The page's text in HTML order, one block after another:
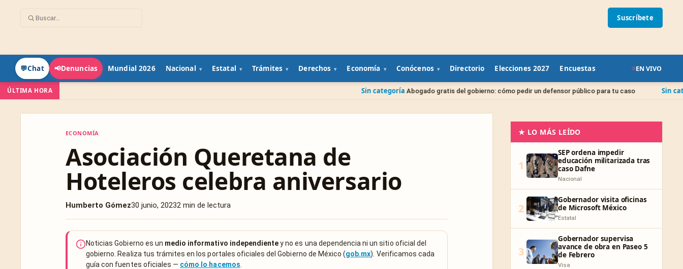
Suscríbete
💬Chat 📢Denuncias Mundial 2026 Nacional Estatal Trámites Derechos Economía Conócenos Directorio Elecciones 2027 Encuestas EN VIVO
ÚLTIMA HORA Abogado gratis del gobierno: cómo pedir un defensor público para tu caso Sin categoría Juicio de
ECONOMÍA
Asociación Queretana de
Hoteleros celebra aniversario
Humberto Gómez30 junio, 20232 min de lectura
Noticias Gobierno es un medio informativo independientey no es una dependencia ni un sitio oficial del
gobierno. Realiza tus trámites en los portales oficiales del Gobierno de México (gob.mx). Verificamos cada
guía con fuentes oficiales — cómo lo hacemos
★ LO MÁS LEÍDO
1
SEP ordena impedir
educación militarizada tras
caso Dafne
Nacional
2
Gobernador visita oficinas
de Microsoft México
Estatal
3
Gobernador supervisa
avance de obra en Paseo 5
de Febrero
Visa